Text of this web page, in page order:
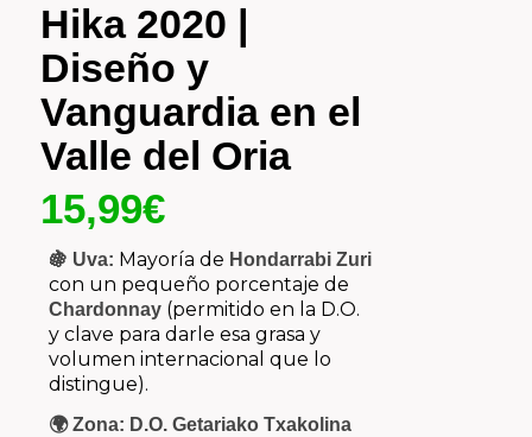
Hika 2020 |
Diseño y
Vanguardia en el
Valle del Oria
15,99€
🍇 Uva: Mayoría de Hondarrabi Zuri
con un pequeño porcentaje de
Chardonnay(permitido en la D.O.
y clave para darle esa grasa y
volumen internacional que lo
distingue).
🌍 Zona: D.O. Getariako Txakolina